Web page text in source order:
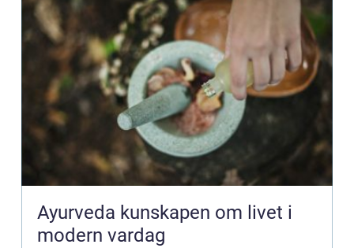
Ayurveda kunskapen om livet i
modern vardag